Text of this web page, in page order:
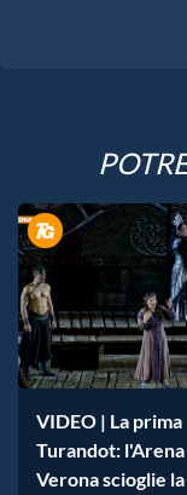
VIDEO | La prima
Turandot:
Verona scioglie la